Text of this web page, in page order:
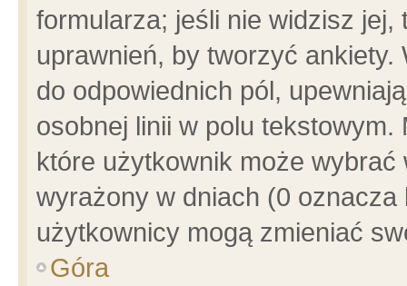
formularza; jeśli nie widzisz
uprawnień, by tworzyć ankiety.
do odpowiednich pól,
osobnej linii w polu
które użytkownik może
wyrażony w dniach (0
użytkownicy mogą zmieniać
Góra